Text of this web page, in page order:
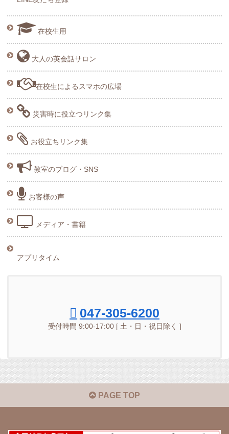
在校生用
大人の英会話サロン
在校生によるスマホの広場
災害時に役立つリンク集
お役立ちリンク集
教室のブログ・SNS
お客様の声
メディア・書籍
アプリタイム
047-305-6200
受付時間 9:00-17:00 [ 土・日・祝日除く ]
PAGE TOP